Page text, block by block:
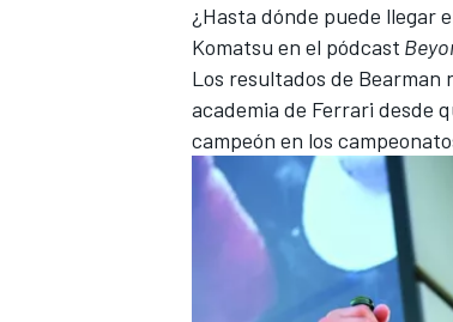
¿Hasta dónde puede llegar
Komatsu en el pódcast
Los resultados de Bearman
academia de Ferrari desde
campeón en los